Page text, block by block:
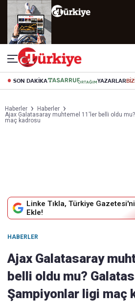
SON DAKİKA YAZARLAR
Haberler
Haberler
Ajax Galatasaray muhtemel 11'ler belli oldu
maç kadrosu
Linke Tıkla, Türkiye
Ekle!
HABERLER
Ajax Galatasaray
belli oldu mu?
Şampiyonlar ligi maç